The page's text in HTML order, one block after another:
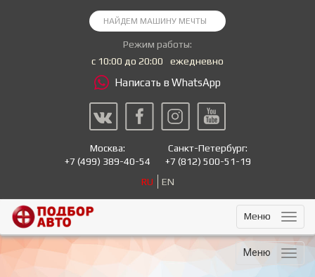
Режим работы:
с 10:00 до 20:00
ежедневно
Написать в WhatsApp
Москва:
+7 (499) 389-40-54
Санкт-Петербург:
+7 (812) 500-51-19
RU
EN
Меню
Меню